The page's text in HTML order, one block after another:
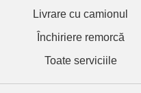
Livrare cu camionul
Închiriere remorcă
Toate serviciile